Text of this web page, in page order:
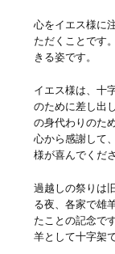
心をイエス様に
ただくことです
きる姿です。
イエス様は、十
のために差し出
の身代わりのた
心から感謝して
様が喜んでくだ
過越しの祭りは
る夜、各家で雄
たことの記念で
羊として十字架